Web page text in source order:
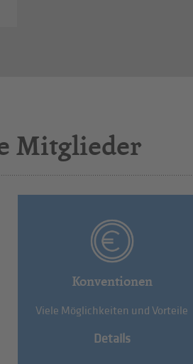
Mitglieder
Konventionen
Viele Möglichkeiten und Vorteile
Details